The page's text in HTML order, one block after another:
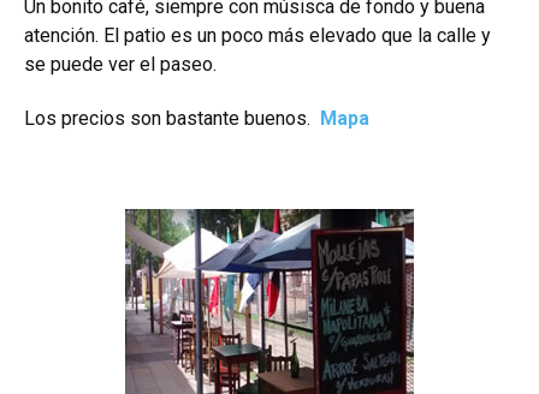
Un bonito café, siempre con músisca de fondo y buena
atención. El patio es un poco más elevado que la calle y
se puede ver el paseo.
Los precios son bastante buenos. Mapa